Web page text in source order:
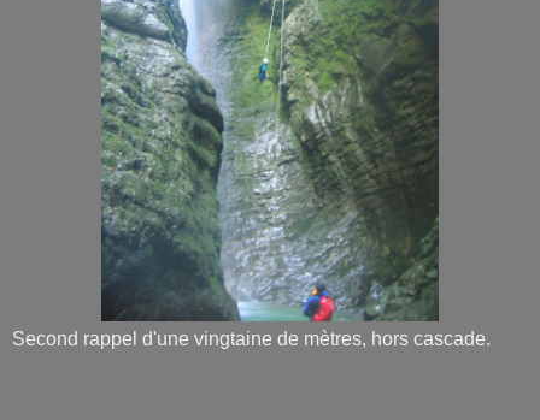
Second rappel d'une vingtaine de mètres, hors cascade.